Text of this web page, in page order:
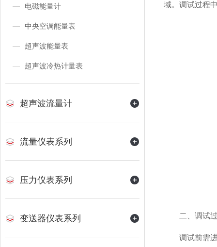
电磁能量计
中央空调能量表
超声波能量表
超声波冷热计量表
超声波流量计
流量仪表系列
压力仪表系列
变送器仪表系列
域。调试过程
二、调试过
调试前需进